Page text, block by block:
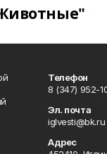
Телефон
8 (347) 952-
Эл. почта
iglvesti@bk.ru
Адрес